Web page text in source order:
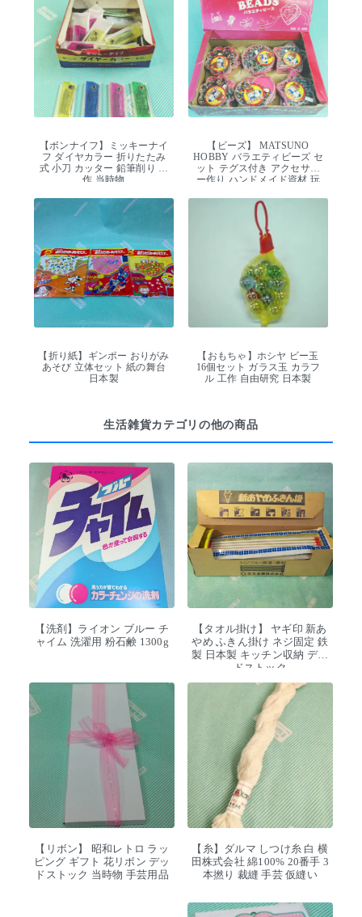
【ボンナイフ】ミッキーナイ
フ ダイヤカラー 折りたたみ
式 小刀 カッター 鉛筆削り 工
作 当時物
【ビーズ】 MATSUNO
HOBBY バラエティビーズ セ
ット テグス付き アクセサリ
ー作り ハンドメイド資材 玩
【折り紙】ギンポー おりがみ
あそび 立体セット 紙の舞台
日本製
【おもちゃ】ホシヤ ビー玉
16個セット ガラス玉 カラフ
ル 工作 自由研究 日本製
生活雑貨カテゴリの他の商品
【洗剤】ライオン ブルー チ
ャイム 洗濯用 粉石鹸 1300g
【タオル掛け】 ヤギ印 新あ
やめ ふきん掛け ネジ固定 鉄
製 日本製 キッチン収納 デッ
ドストック
【リボン】 昭和レトロ ラッ
ピング ギフト 花リボン デッ
ドストック 当時物 手芸用品
【糸】ダルマ しつけ糸 白 横
田株式会社 綿100% 20番手 3
本撚り 裁縫 手芸 仮縫い